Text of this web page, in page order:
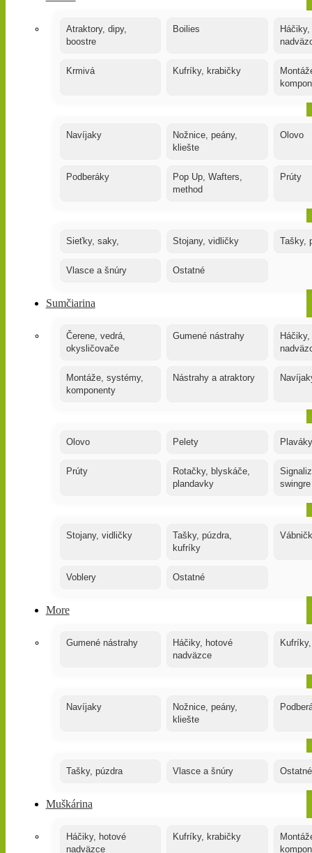
Atraktory, dipy,
boostre
Boilies
Krmivá Kufríky, krabičky
Navíjaky
Nožnice, peány,
kliešte
Olovo
Podberáky
Pop Up, Wafters,
method
Prúty
Sieťky, saky, Stojany, vidličky Tašky,
Vlasce a šnúry Ostatné
Sumčiarina
Čerene, vedrá,
okysličovače
Gumené nástrahy
Montáže, systémy,
komponenty
Nástrahy a atraktory
Olovo Pelety
Prúty
Rotačky, blyskáče,
plandavky
swingre
Stojany, vidličky
Tašky, púzdra,
kufríky
Voblery Ostatné
More
Gumené nástrahy
Háčiky, hotové
nadväzce
Navíjaky
Nožnice, peány,
kliešte
Tašky, púzdra Vlasce a šnúry Ostatné
Muškárina
Háčiky, hotové
nadväzce
Kufríky, krabičky